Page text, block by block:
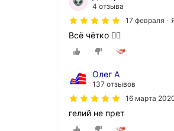
4 отзыва
17 февраля
Всё чётко 👌🏼
Олег А
137 отзывов
16 марта
гелий не прет